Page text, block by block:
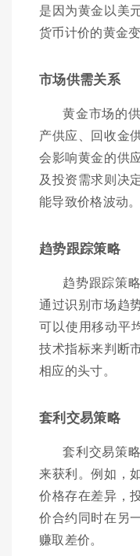
是因为黄金以美
货币计价的黄金
市场供需关系
黄金市场的
产供应、回收金
会影响黄金的供
及投资需求则决
能导致价格波动。
趋势跟踪策略
趋势跟踪策
通过识别市场趋
可以使用移动平
技术指标来判断
相应的头寸。
套利交易策略
套利交易策
来获利。例如，
价格存在差异，
价合约同时在另
赚取差价。